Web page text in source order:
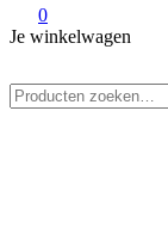
0
Je winkelwagen
naar: